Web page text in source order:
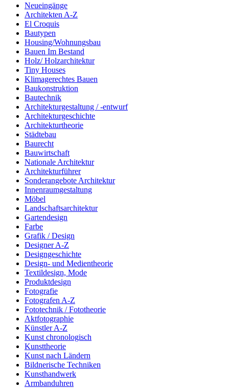
Neueingänge
Architekten A-Z
El Croquis
Bautypen
Housing/Wohnungsbau
Bauen Im Bestand
Holz/ Holzarchitektur
Tiny Houses
Klimagerechtes Bauen
Baukonstruktion
Bautechnik
Architekturgestaltung / -entwurf
Architekturgeschichte
Architekturtheorie
Städtebau
Baurecht
Bauwirtschaft
Nationale Architektur
Architekturführer
Sonderangebote Architektur
Innenraumgestaltung
Möbel
Landschaftsarchitektur
Gartendesign
Farbe
Grafik / Design
Designer A-Z
Designgeschichte
Design- und Medientheorie
Textildesign, Mode
Produktdesign
Fotografie
Fotografen A-Z
Fototechnik / Fototheorie
Aktfotographie
Künstler A-Z
Kunst chronologisch
Kunsttheorie
Kunst nach Ländern
Bildnerische Techniken
Kunsthandwerk
Armbanduhren